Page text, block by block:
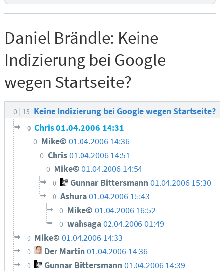
Daniel Brändle: Keine
Indizierung bei Google
wegen Startseite?
0 15 Keine Indizierung bei Google wegen Startseite?
0 Chris01.04.2006 14:31
0 Mike© 01.04.2006 14:36
0 Chris01.04.2006 14:51
0 Mike©01.04.2006 14:54
0 Gunnar Bittersmann01.04.2006 15:30
0 Ashura01.04.2006 15:43
0 Mike© 01.04.2006 16:52
0 wahsaga02.04.2006 01:49
0 Mike©01.04.2006 14:33
0 Der Martin01.04.2006 14:36
0 Gunnar Bittersmann01.04.2006 14:39